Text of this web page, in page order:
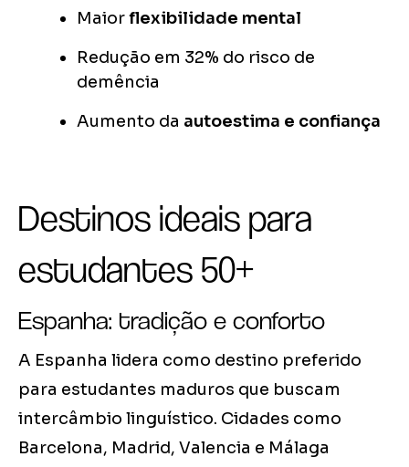
Maiorflexibilidade mental
Redução em 32% do risco de
demência
Aumento da autoestima e confiança
Destinos ideais para
estudantes 50+
Espanha: tradição e conforto
A Espanha lidera como destino preferido
para estudantes maduros que buscam
intercâmbio linguístico. Cidades como
Barcelona, Madrid, Valencia e Málaga